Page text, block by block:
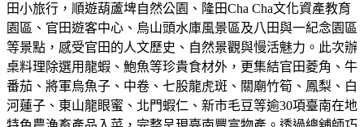
田小旅行，順遊葫蘆埤自然公園、隆田Cha Cha文化資產教育
園區、官田遊客中心、烏山頭水庫風景區及八田與一紀念園區
等景點，感受官田的人文歷史、自然景觀與慢活魅力。此次辦
桌料理除選用龍蝦、鮑魚等珍貴食材外，更集結官田菱角、牛
番茄、將軍烏魚子、中卷、七股龍虎斑、關廟竹筍、鳳梨、白
河蓮子、東山龍眼蜜、北門蝦仁、新市毛豆等逾30項臺南在地